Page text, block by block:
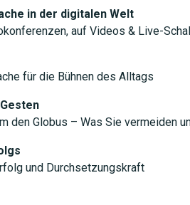
in der digitalen Welt
auf Videos & Live-
für die Bühnen des Alltags
den Globus – Was Sie vermeiden
und Durchsetzungskraft